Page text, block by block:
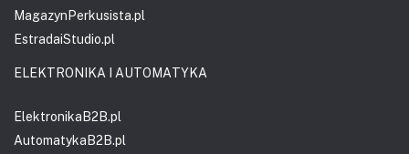
MagazynPerkusista.pl
EstradaiStudio.pl
ELEKTRONIKA I AUTOMATYKA
ElektronikaB2B.pl
AutomatykaB2B.pl